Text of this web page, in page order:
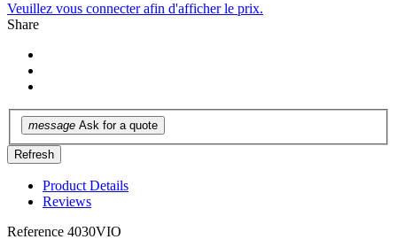
Veuillez vous connecter afin d'afficher le prix.
Share
message Ask for a quote
Product Details
Reviews
Reference 4030VIO